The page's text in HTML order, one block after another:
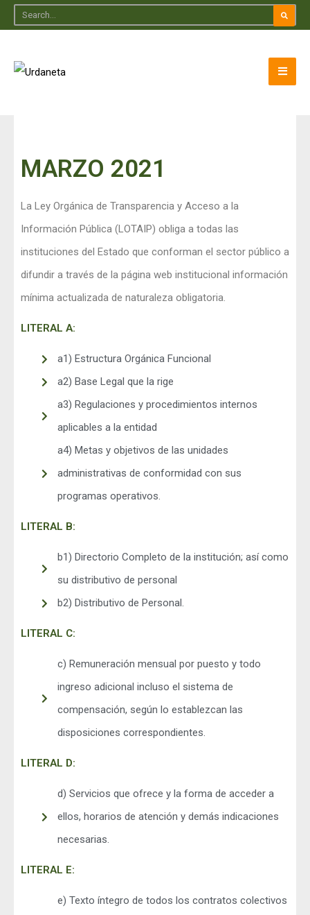
MARZO 2021
La Ley Orgánica de Transparencia y Acceso a la
Información Pública (LOTAIP) obliga a todas las
instituciones del Estado que conforman el sector público a
difundir a través de la página web institucional información
mínima actualizada de naturaleza obligatoria.​​​​
LITERAL A:
a1) Estructura Orgánica Funcional
a2) Base Legal que la rige
a3) Regulaciones y procedimientos internos
aplicables a la entidad
a4) Metas y objetivos de las unidades
administrativas de conformidad con sus
programas operativos.
LITERAL B:
b1) Directorio Completo de la institución; así como
su distributivo de personal
b2) Distributivo de Personal.
LITERAL C:
c) Remuneración mensual por puesto y todo
ingreso adicional incluso el sistema de
compensación, según lo establezcan las
disposiciones correspondientes.
LITERAL D:
d) Servicios que ofrece y la forma de acceder a
ellos, horarios de atención y demás indicaciones
necesarias.
LITERAL E:
e) Texto íntegro de todos los contratos colectivos